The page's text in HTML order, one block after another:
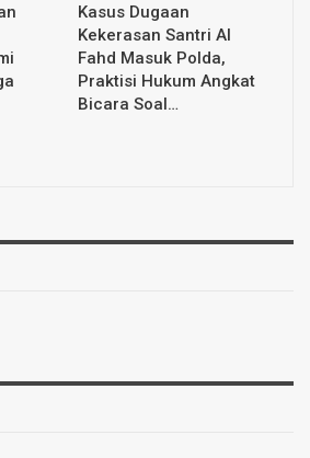
Kasus Dugaan
Kekerasan Santri Al
Fahd Masuk Polda,
Praktisi Hukum Angkat
Bicara Soal…